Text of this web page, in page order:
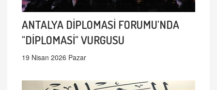
ANTALYA DİPLOMASİ FORUMU'NDA
"DİPLOMASİ" VURGUSU
19 Nisan 2026 Pazar